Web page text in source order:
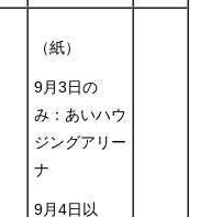
（紙）
9月3日の
み：あいハウ
ジングアリー
ナ
9月4日以